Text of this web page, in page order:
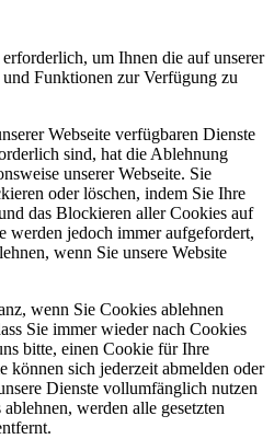
um Ihnen die auf unserer
Funktionen zur Verfügung zu
Webseite verfügbaren Dienste
sind, hat die Ablehnung
unserer Webseite. Sie
oder löschen, indem Sie Ihre
das Blockieren aller Cookies auf
werden jedoch immer aufgefordert,
wenn Sie unsere Website
wenn Sie Cookies ablehnen
Sie immer wieder nach Cookies
bitte, einen Cookie für Ihre
können sich jederzeit abmelden oder
Dienste vollumfänglich nutzen
werden alle gesetzten